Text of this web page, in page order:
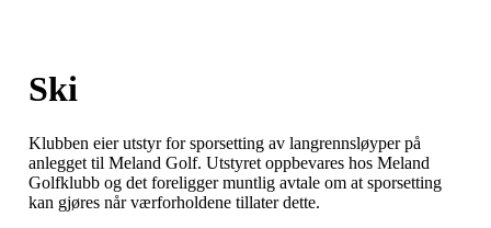
Ski
Klubben eier utstyr for sporsetting av langrennsløyper på
anlegget til Meland Golf. Utstyret oppbevares hos Meland
Golfklubb og det foreligger muntlig avtale om at sporsetting
kan gjøres når værforholdene tillater dette.